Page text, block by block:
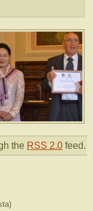
the RSS 2.0 feed.